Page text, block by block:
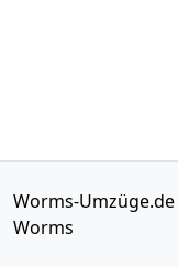
Worms-Umzüge.de
Worms